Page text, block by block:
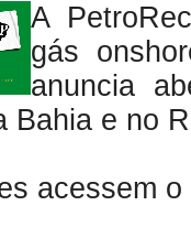
A
gás
anuncia
Bahia e no
acessem o